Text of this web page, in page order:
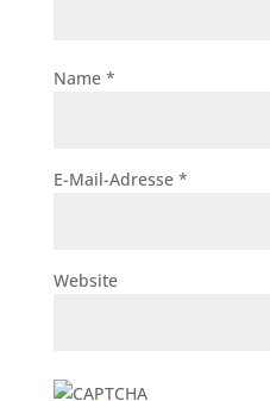
Name *
E-Mail-Adresse *
Website